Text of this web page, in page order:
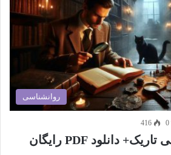
روانشناسی
0
416